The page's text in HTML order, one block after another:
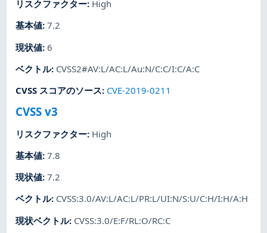
リスクファクター: High
基本値:7.2
現状値:6
ベクトル: CVSS2#AV:L/AC:L/Au:N/C:C/I:C/A:C
CVSS スコアのソース: CVE-2019-0211
CVSS v3
リスクファクター: High
基本値:7.8
現状値:7.2
ベクトル: CVSS:3.0/AV:L/AC:L/PR:L/UI:N/S:U/C:H/I:H/A:H
現状ベクトル: CVSS:3.0/E:F/RL:O/RC:C